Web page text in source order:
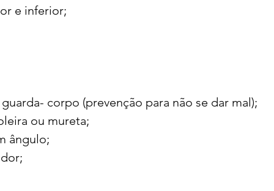
e inferior;
corpo (prevenção para não se dar mal);
ou mureta;
ângulo;